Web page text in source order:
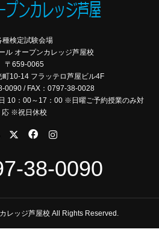
種検定試験会場
ル オープンカレッジ芦屋校
〒659-0065
10-14 フラッテロ芦屋ビル4F
0090 / FAX：0797-38-0028
10：00～17：00 ※日曜ご予約授業のみ対
応 ※祝日休校
38-0090
レッジ芦屋校 All Rights Reserved.